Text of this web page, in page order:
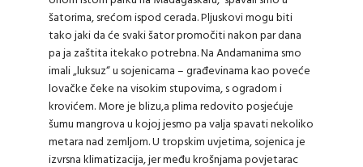
šatorima, srećom ispod cerada. Pljuskovi mogu biti
tako jaki da će svaki šator promočiti nakon par dana
pa ja zaštita itekako potrebna. Na Andamanima smo
imali „luksuz“ u sojenicama – građevinama kao poveće
lovačke čeke na visokim stupovima, s ogradom i
krovićem. More je blizu,a plima redovito posjećuje
šumu mangrova u kojoj jesmo pa valja spavati nekoliko
metara nad zemljom. U tropskim uvjetima, sojenica je
izvrsna klimatizacija, jer među krošnjama povjetarac